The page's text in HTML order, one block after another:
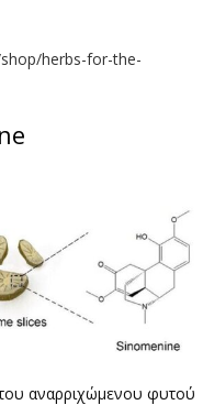
herbs-for-the-
του αναρριχώμενου φυτού